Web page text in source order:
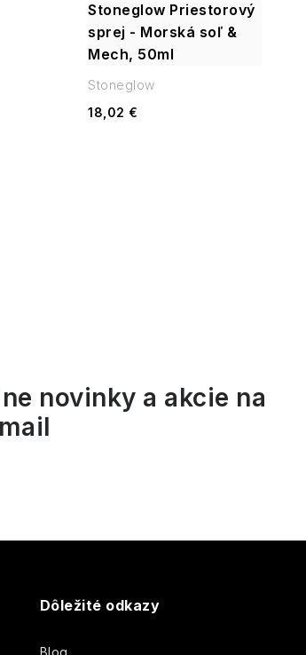
Stoneglow Priestorový
sprej - Morská soľ &
Mech, 50ml
18,02 €
Stoneglow
d
p
v
novinky a akcie na
Dôležité odkazy
Blog